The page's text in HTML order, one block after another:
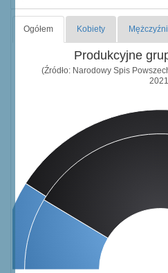
Ogółem Kobiety Mężczyźni
Produkcyjne
(Źródło: Narodowy Spis